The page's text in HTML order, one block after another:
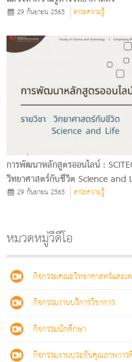
29 กันยายน 2565 สาระความรู้
การพัฒนาหลักสูตรออนไลน์ :
วิทยาศาสตร์กับชีวิต Science and
29 กันยายน 2565 สาระความรู้
หมวดหมู่วีดีโอ
กิจกรรมคณะวิทยาศาสตร์และเ
กิจกรรมงานบริการวิชาการ
กิจกรรมนักศึกษา
กิจกรรมงานประกันคุณภาพกา